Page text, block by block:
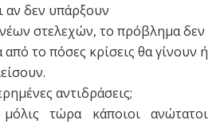
αν δεν υπάρξουν
στελεχών, το πρόβλημα δεν
από το πόσες κρίσεις θα γίνουν ή
αντιδράσεις;
τώρα κάποιοι ανώτατοι